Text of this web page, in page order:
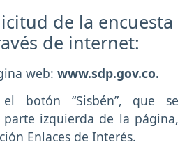
de la encuesta
de internet:
web: www.sdp.gov.co.
botón “Sisbén”, que se
izquierda de la página,
Enlaces de Interés.